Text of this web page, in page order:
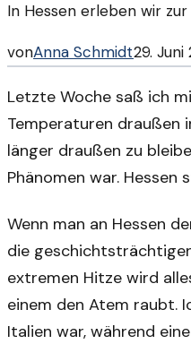
In Hessen erleben wir
vonAnna Schmidt29. Juni
Letzte Woche saß ich
Temperaturen draußen
länger draußen zu
Phänomen war.
Wenn man an Hessen
die
extremen Hitze wird
einem den Atem raubt.
Italien war, während